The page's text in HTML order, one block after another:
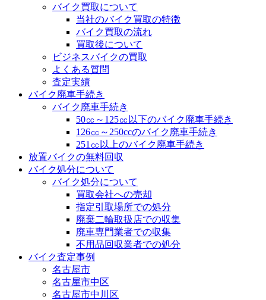
バイク買取について
当社のバイク買取の特徴
バイク買取の流れ
買取後について
ビジネスバイクの買取
よくある質問
査定実績
バイク廃車手続き
バイク廃車手続き
50㏄～125㏄以下のバイク廃車手続き
126㏄～250ccのバイク廃車手続き
251㏄以上のバイク廃車手続き
放置バイクの無料回収
バイク処分について
バイク処分について
買取会社への売却
指定引取場所での処分
廃棄二輪取扱店での収集
廃車専門業者での収集
不用品回収業者での処分
バイク査定事例
名古屋市
名古屋市中区
名古屋市中川区